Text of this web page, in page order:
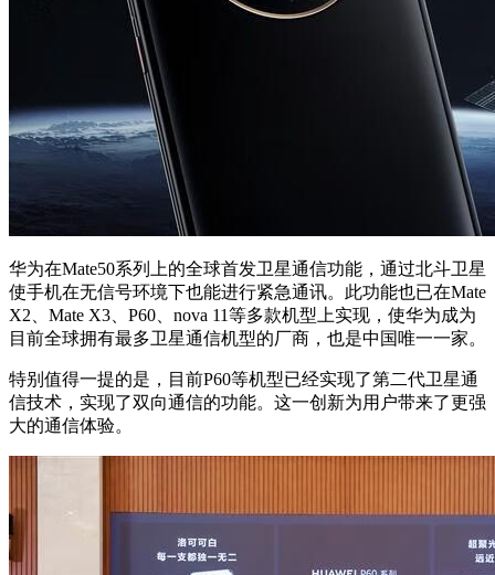
华为在Mate50系列上的全球首发卫星通信功能，通过北斗卫星
使手机在无信号环境下也能进行紧急通讯。此功能也已在Mate
X2、Mate X3、P60、nova 11等多款机型上实现，使华为成为
目前全球拥有最多卫星通信机型的厂商，也是中国唯一一家。
特别值得一提的是，目前P60等机型已经实现了第二代卫星通
信技术，实现了双向通信的功能。这一创新为用户带来了更强
大的通信体验。